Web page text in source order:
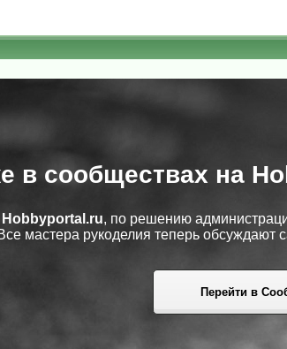
в сообществах на
, по решению
мастера рукоделия теперь
Перейти в